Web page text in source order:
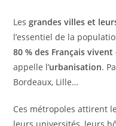
Lesgrandes villes et
l’essentiel de la
80 % des Français
appelle l’urbanisation.
Bordeaux, Lille…
Ces métropoles attirent